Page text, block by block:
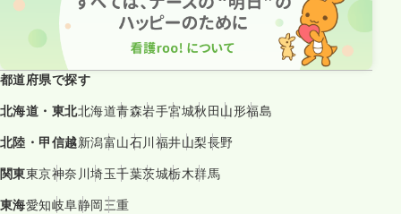
都道府県で探す
北海道・東北北海道青森岩手宮城秋田山形福島
北陸・甲信越新潟富山石川福井山梨長野
関東東京神奈川埼玉千葉茨城栃木群馬
東海愛知岐阜静岡三重